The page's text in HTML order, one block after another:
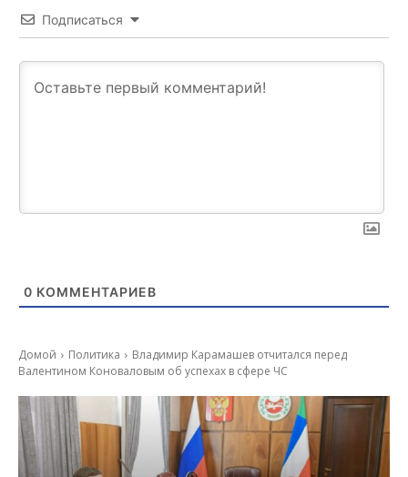
Подписаться
0 КОММЕНТАРИЕВ